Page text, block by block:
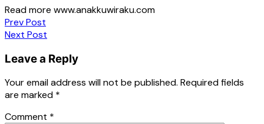
Read more www.anakkuwiraku.com
Post
navigation
Prev Post
Next Post
Leave a Reply
Your email address will not be published. Required fields
are marked *
Comment *